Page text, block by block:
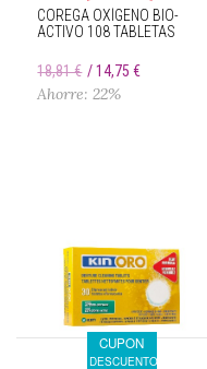
COREGA OXÍGENO BIO-
ACTIVO 108 TABLETAS
18,81 € 14,75 €
Ahorre: 22%
CUPON
DESCUENTO